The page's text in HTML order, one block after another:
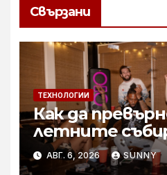
Свързани
ТЕХНОЛОГИИ
Как да
летните
купон с
АВГ. 6, 2026 SUNNY